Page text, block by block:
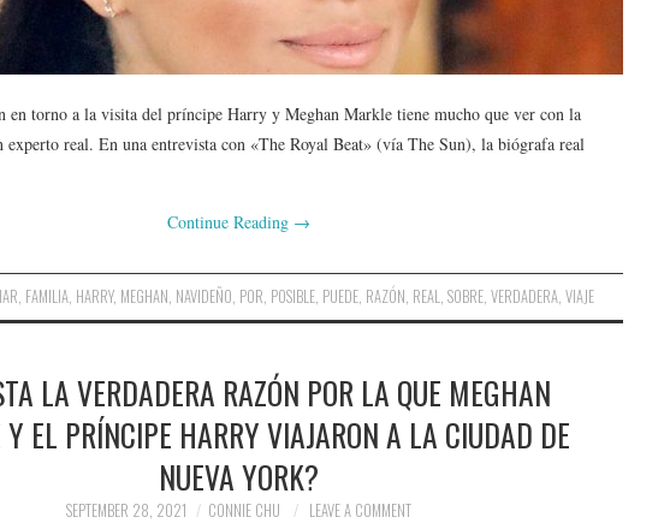
en torno a la visita del príncipe Harry y Meghan Markle tiene mucho que ver con la
experto real. En una entrevista con «The Royal Beat» (vía The Sun), la biógrafa real
Continue Reading →
, FAMILIA, HARRY, MEGHAN, NAVIDEÑO, POR, POSIBLE, PUEDE, RAZÓN, REAL,SOBRE,VERDADERA,VIAJE
LA VERDADERA RAZÓN POR LA QUE MEGHAN
EL PRÍNCIPE HARRY VIAJARON A LA CIUDAD DE
NUEVA YORK?
SEPTEMBER 28, 2021 CONNIE CHU LEAVE A COMMENT